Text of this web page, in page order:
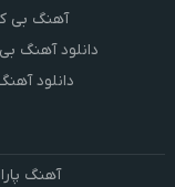
آهنگ بی
دانلود آهنگ
دانلود
آهنگ